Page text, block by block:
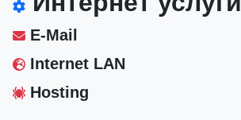
E-Mail
Internet LAN
Hosting